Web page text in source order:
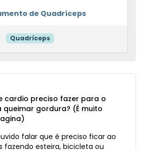
de Quadríceps
Quadríceps
cardio preciso fazer para o
gordura? (É muito
falar que é preciso ficar ao
fazendo esteira, bicicleta ou